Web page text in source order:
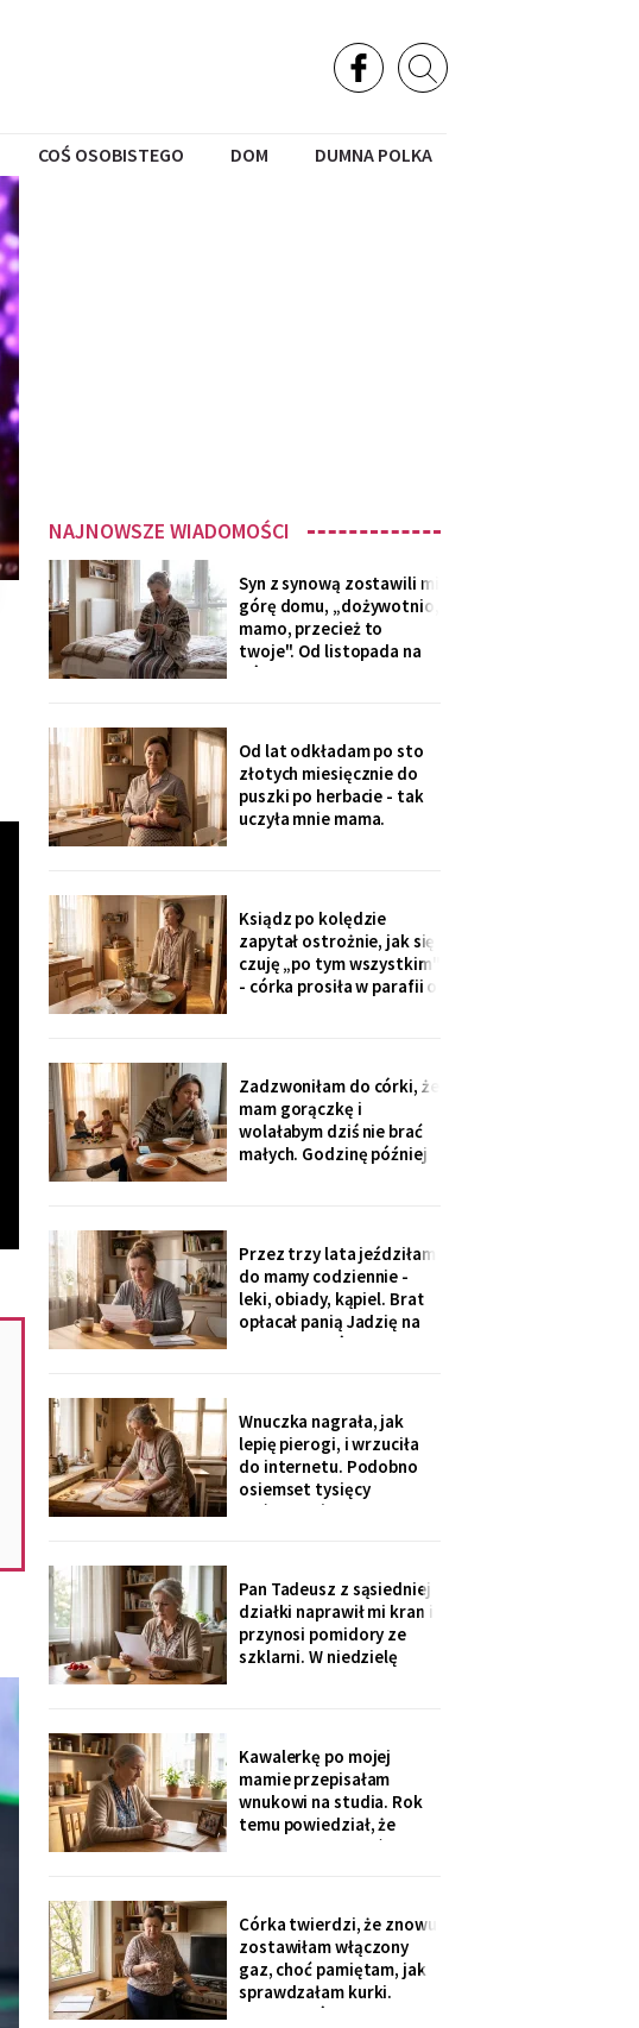
COŚ OSOBISTEGO DOM DUMNA POLKA
NAJNOWSZE WIADOMOŚCI
Syn z synową zostawili mi
górę domu, „dożywotnio,
mamo, przecież to
twoje". Od listopada na
górze grzeje tylko jeden
Rano w moim pokoju jest
czternaście stopni.
Termometr przyniosła mi
wnuczka - ona
Od lat odkładam po sto
złotych miesięcznie do
puszki po herbacie - tak
uczyła mnie mama.
wizycie żartuje przy
wszystkich: „u mamy
bank, a my się męczymy z
kredytem". Puszkę
Ksiądz po kolędzie
zapytał ostrożnie, jak się
czuję „po tym wszystkim"
- córka prosiła w parafii o
ja co niedzielę czekam z
obiadem. Ostatni raz
przyszli we wrześniu.
Zadzwoniłam do córki, że
mam gorączkę i
wolałabym dziś nie brać
małych. Godzinę później
przyszedł SMS: „Podasz
im obiad? Wrócimy
głodni".
Przez trzy lata jeździłam
do mamy codziennie -
leki, obiady, kąpiel. Brat
opłacał panią Jadzię na
kilka poranków w
rozliczenie: „twoja
połowa za opiekunkę,
osiem tysięcy. Mama by
tak chciała".
Wnuczka nagrała, jak
lepię pierogi, i wrzuciła
do internetu. Podobno
osiemset tysięcy
wyświetleń - ludzie z
babcie. Córka obejrzała
dwa razy i powiedziała
tylko: „Mamo, mogłaś
chociaż zdjąć ten stary
fartuch".
Pan Tadeusz z sąsiedniej
działki naprawił mi kran i
przynosi pomidory ze
szklarni. W niedzielę
przyszłości". Syn położył
na stole kartkę z
punktami. Pierwszy
przeczytałam do góry
nogami
Kawalerkę po mojej
mamie przepisałam
wnukowi na studia. Rok
temu powiedział, że
musiał ją sprzedać, „bo
spotkałam dawną
sąsiadkę stamtąd: „Co
weekend inni ludzie z
walizkami, klucze w
skrzynce na szyfr.
Córka twierdzi, że znowu
zostawiłam włączony
gaz, choć pamiętam, jak
sprawdzałam kurki.
Klucze, które „zgubiłam",